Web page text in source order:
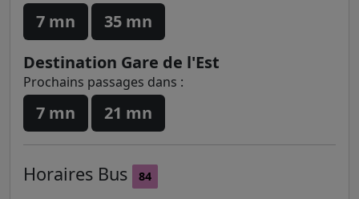
7 mn
35 mn
Destination Gare de l'Est
Prochains passages dans :
7 mn 21 mn
Horaires Bus 84